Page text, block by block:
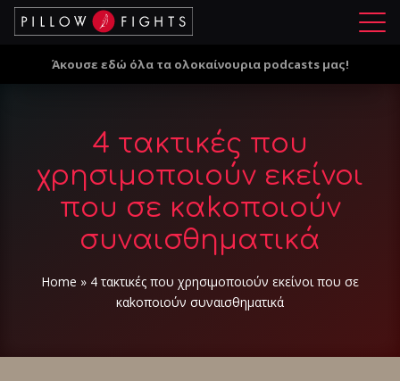
Μ
ο
Άκουσε εδώ όλα τα ολοκαίνουρια podcasts μας!
4 τακτικές που
χρησιμοποιούν εκείνοι
που σε καkοποιούν
συναισθηματικά
Home » 4 τακτικές που χρησιμοποιούν εκείνοι που σε
καkοποιούν συναισθηματικά